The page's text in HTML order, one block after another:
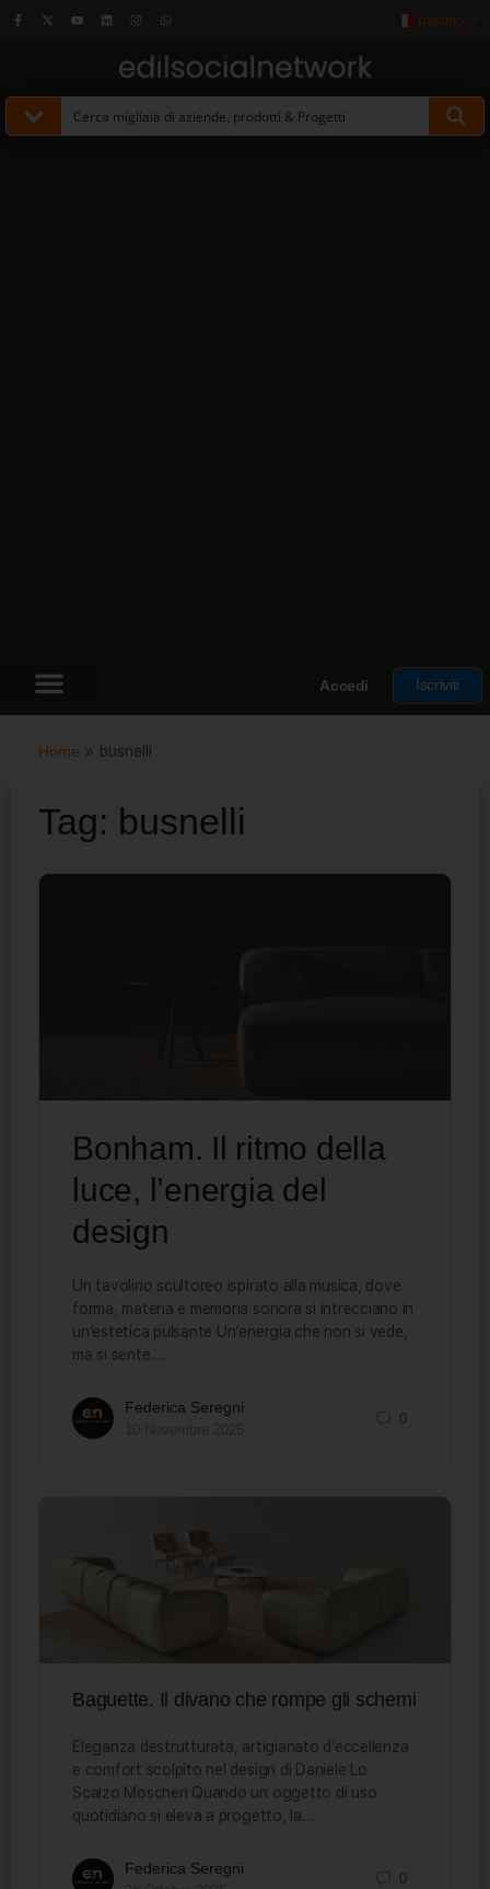
Italiano
Accedi Iscriviti
Home » busnelli
Tag: busnelli
Bonham. Il ritmo della
luce, l’energia del
design
Un tavolino scultoreo ispirato alla musica, dove
forma, materia e memoria sonora si intrecciano in
un’estetica pulsante Un’energia che non si vede,
ma si sente.…
Federica Seregni
0
Baguette. Il divano che rompe gli schemi
Eleganza destrutturata, artigianato d’eccellenza
e comfort scolpito nel design di Daniele Lo
Scalzo Moscheri Quando un oggetto di uso
quotidiano si eleva a progetto, la…
Federica Seregni
0